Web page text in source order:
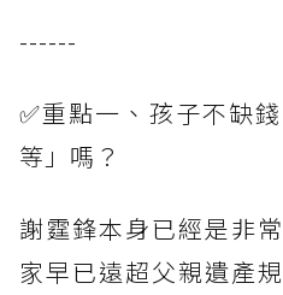
------
✅重點一、孩子不缺
等」嗎？
謝霆鋒本身已經是非
家早已遠超父親遺產